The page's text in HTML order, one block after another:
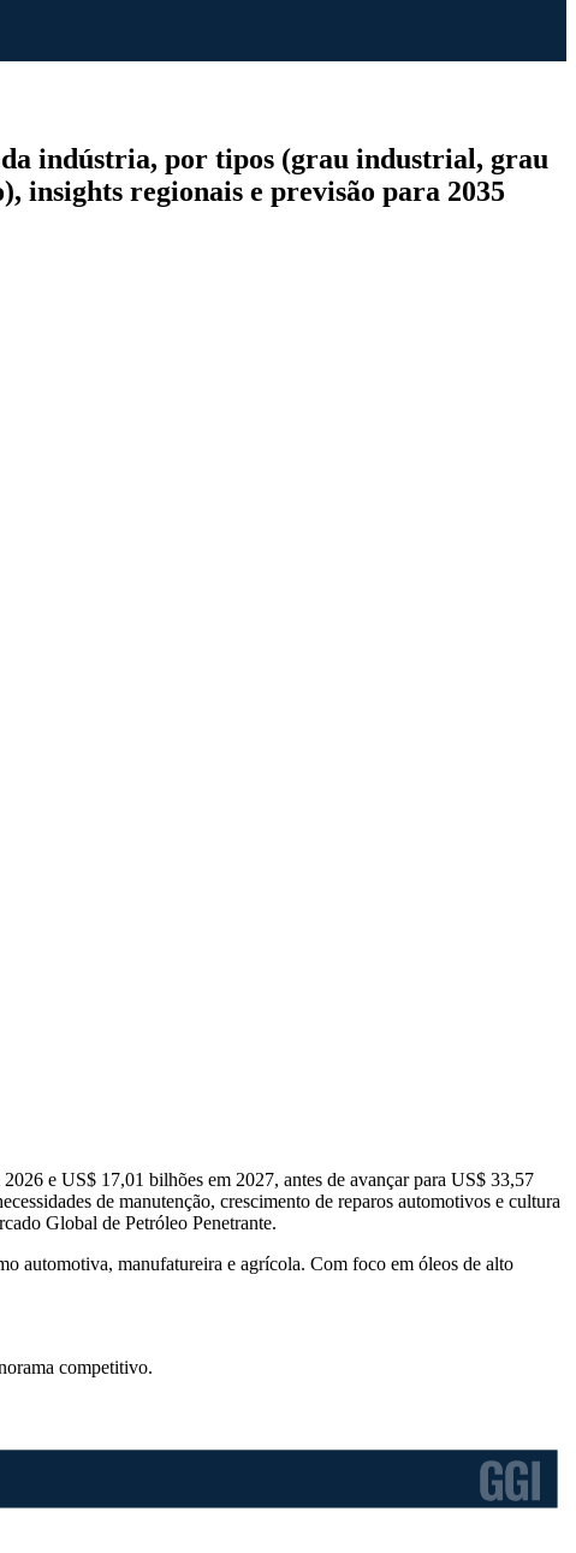
indústria, por tipos (grau industrial, grau
regionais e previsão para 2035
e US$ 17,01 bilhões em 2027, antes de avançar para US$ 33,57
de manutenção, crescimento de reparos automotivos e cultura
Global de Petróleo Penetrante.
automotiva, manufatureira e agrícola. Com foco em óleos de alto
competitivo.